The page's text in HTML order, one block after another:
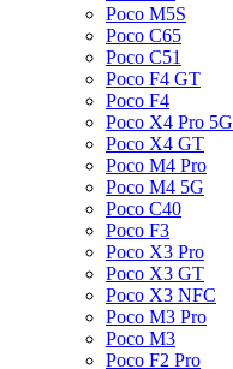
Poco M5S
Poco C65
Poco C51
Poco F4 GT
Poco F4
Poco X4 Pro 5G
Poco X4 GT
Poco M4 Pro
Poco M4 5G
Poco C40
Poco F3
Poco X3 Pro
Poco X3 GT
Poco X3 NFC
Poco M3 Pro
Poco M3
Poco F2 Pro